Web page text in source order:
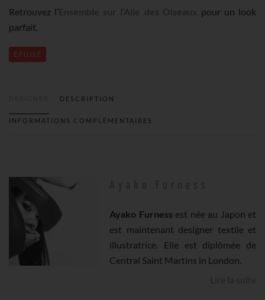
Retrouvez l’
pour un look
parfait.
ÉPUISÉ
DESIGNER DESCRIPTION
INFORMATIONS COMPLÉMENTAIRES
Ayako Furness est née au Japon et
est maintenant designer textile et
illustratrice. Elle est diplômée de
Central Saint Martins in London.